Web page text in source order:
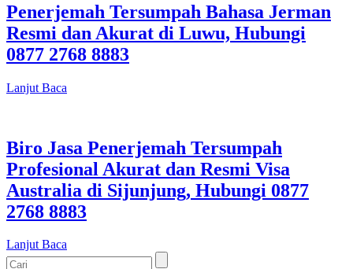
Penerjemah Tersumpah Bahasa Jerman
Resmi dan Akurat di Luwu, Hubungi
0877 2768 8883
Lanjut Baca
Biro Jasa Penerjemah Tersumpah
Profesional Akurat dan Resmi Visa
Australia di Sijunjung, Hubungi 0877
2768 8883
Lanjut Baca